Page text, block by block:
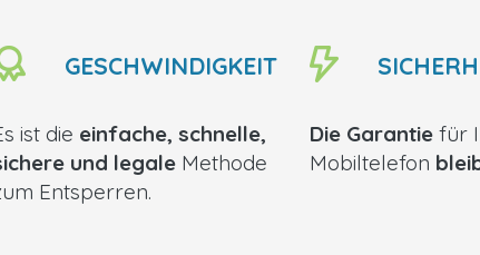
GESCHWINDIGKEIT
ist die einfache, schnelle,
und legale Methode
Entsperren.
Die Garantie für
Mobiltelefon